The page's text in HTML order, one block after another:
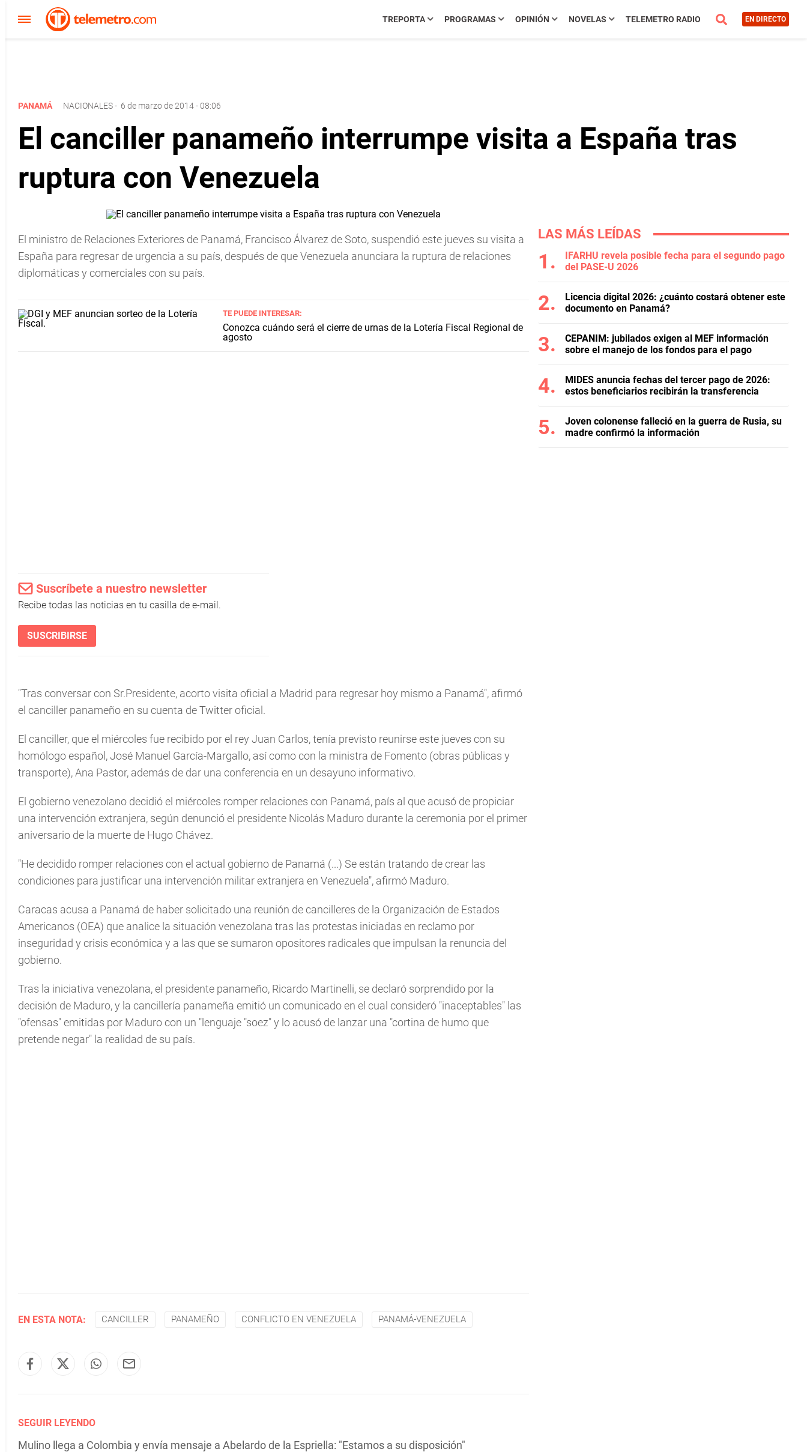
TREPORTA PROGRAMAS OPINIÓN NOVELAS TELEMETRO RADIO EN DIRECTO
PANAMÁ NACIONALES- 6 de marzo de 2014 - 08:06
El canciller panameño interrumpe visita a España tras
ruptura con Venezuela
El ministro de Relaciones Exteriores de Panamá, Francisco Álvarez de Soto, suspendió este jueves su visita a
España para regresar de urgencia a su país, después de que Venezuela anunciara la ruptura de relaciones
diplomáticas y comerciales con su país.
TE PUEDE INTERESAR:
Conozca cuándo será el cierre de urnas de la Lotería Fiscal Regional de
agosto
Suscríbete a nuestro newsletter
Recibe todas las noticias en tu casilla de e-mail.
SUSCRIBIRSE
"Tras conversar con Sr.Presidente, acorto visita oficial a Madrid para regresar hoy mismo a Panamá", afirmó
el canciller panameño en su cuenta de Twitter oficial.
El canciller, que el miércoles fue recibido por el rey Juan Carlos, tenía previsto reunirse este jueves con su
homólogo español, José Manuel García-Margallo, así como con la ministra de Fomento (obras públicas y
transporte), Ana Pastor, además de dar una conferencia en un desayuno informativo.
El gobierno venezolano decidió el miércoles romper relaciones con Panamá, país al que acusó de propiciar
una intervención extranjera, según denunció el presidente Nicolás Maduro durante la ceremonia por el primer
aniversario de la muerte de Hugo Chávez.
"He decidido romper relaciones con el actual gobierno de Panamá (...) Se están tratando de crear las
condiciones para justificar una intervención militar extranjera en Venezuela", afirmó Maduro.
Caracas acusa a Panamá de haber solicitado una reunión de cancilleres de la Organización de Estados
Americanos (OEA) que analice la situación venezolana tras las protestas iniciadas en reclamo por
inseguridad y crisis económica y a las que se sumaron opositores radicales que impulsan la renuncia del
gobierno.
Tras la iniciativa venezolana, el presidente panameño, Ricardo Martinelli, se declaró sorprendido por la
decisión de Maduro, y la cancillería panameña emitió un comunicado en el cual consideró "inaceptables" las
"ofensas" emitidas por Maduro con un "lenguaje "soez" y lo acusó de lanzar una "cortina de humo que
pretende negar" la realidad de su país.
EN ESTA NOTA: CANCILLER PANAMEÑO CONFLICTO EN VENEZUELA PANAMÁ-VENEZUELA
SEGUIR LEYENDO
Mulino llega a Colombia y envía mensaje a Abelardo de la Espriella: "Estamos a su disposición"
LAS MÁS LEÍDAS
IFARHU revela posible fecha para el segundo pago
del PASE-U 2026
Licencia digital 2026: ¿cuánto costará obtener este
documento en Panamá?
CEPANIM: jubilados exigen al MEF información
sobre el manejo de los fondos para el pago
MIDES anuncia fechas del tercer pago de 2026:
estos beneficiarios recibirán la transferencia
Joven colonense falleció en la guerra de Rusia, su
madre confirmó la información